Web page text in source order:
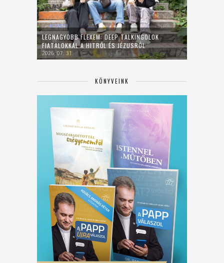
LEGNAGYOBB FLEXEM: DEEP TALKINGOLOK
FIATALOKKAL A HITRŐL ÉS JÉZUSRÓL
2026. 07. 31.
KÖNYVEINK